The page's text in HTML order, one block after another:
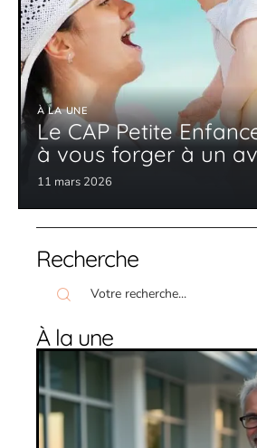
À LA UNE
Le CAP Petite
à vous forger à un
11 mars 2026
Recherche
À la une